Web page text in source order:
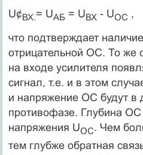
U¢ВХ.= UАБ = UВХ- UОС ,
что подтверждает
отрицательной ОС. То же
на входе усилителя
сигнал, т.е. и в этом
и напряжение ОС будут в
противофазе. Глубина ОС
напряжения UОС. Чем
тем глубже обратная